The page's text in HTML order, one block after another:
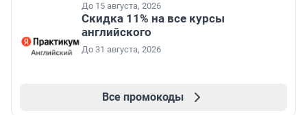
До 15 августа, 2026
Скидка 11% на все курсы
английского
До 31 августа, 2026
Все промокоды